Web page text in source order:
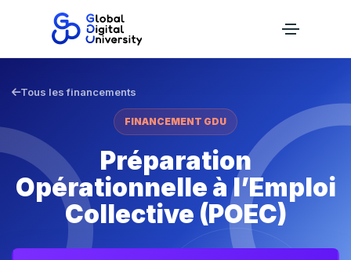
Tous les financements
FINANCEMENT GDU
Préparation
Opérationnelle à l’Emploi
Collective (POEC)